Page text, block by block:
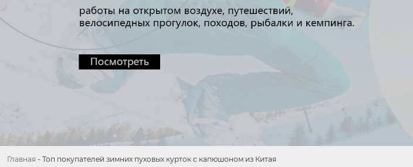
Главная - Топ покупателей зимних пуховых курток с капюшоном из Китая